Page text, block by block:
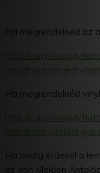
Ha megrendelnéd az
http://
mandrake-project-
Ha megrendelnéd
http://
mandrake-project-
Ha pedig érdekel a
az Iron Maiden